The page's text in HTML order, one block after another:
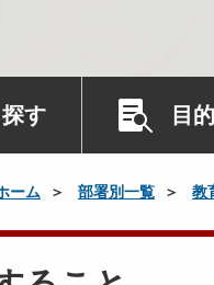
す 目
ーム 部署別一覧 教